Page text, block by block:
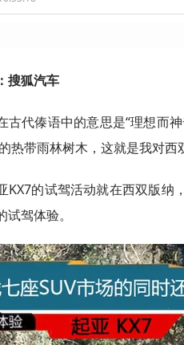
搜狐汽车
古代傣语中的意思是“理想而
热带雨林树木，这就是我对西
KX7的试驾活动就在西双版纳
驾体验。